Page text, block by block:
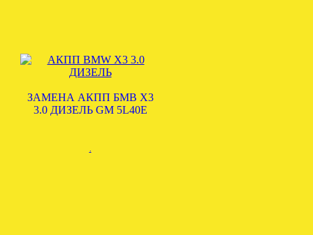
ЗАМЕНА АКПП БМВ Х3
3.0 ДИЗЕЛЬ GM 5L40E
.